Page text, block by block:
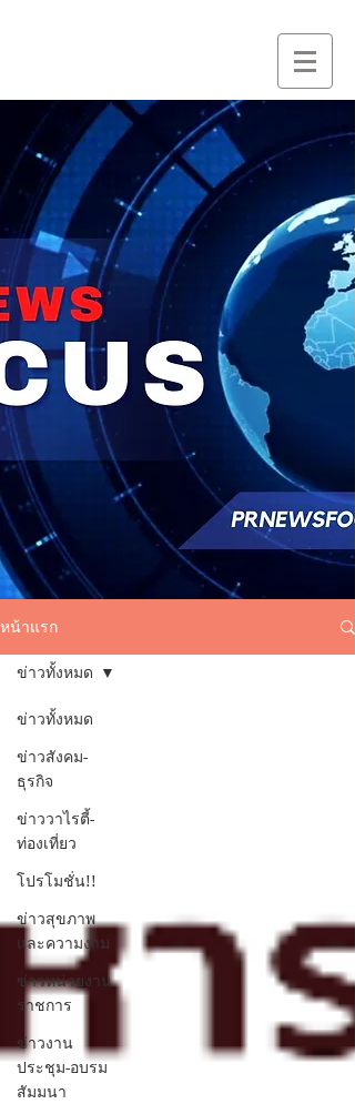
หน้าแรก
ข่าวทั้งหมด
ข่าวสังคม-
ธุรกิจ
ข่าววาไรตี้-
ท่องเที่ยว
โปรโมชั่น!!
ข่าวสุขภาพ
และความงาม
ข่าวหน่วยงาน
ราชการ
ข่าวงาน
ประชุม-อบรม
สัมมนา
ข่าวทั้งหมด